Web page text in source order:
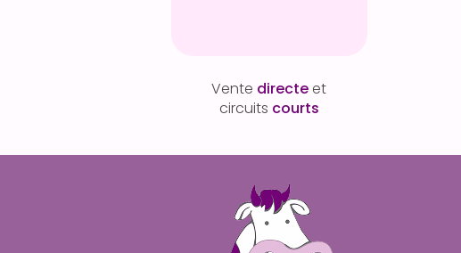
Vente directeet
circuits courts